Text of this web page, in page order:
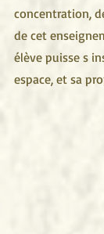
concentration,
de cet
élève puisse s
espace, et